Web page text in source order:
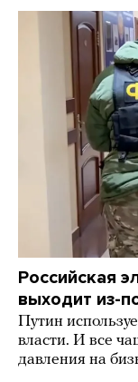
Российская
выходит из-
Путин
власти. И все
давления на